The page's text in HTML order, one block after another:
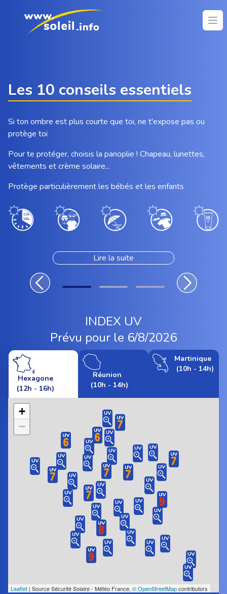
Les 10 conseils essentiels
Si ton ombre est plus courte que toi, ne t'expose pas ou
protège toi
Pour te protéger, choisis la panoplie ! Chapeau, lunettes,
vêtements et crème solaire...
Protège particulièrement les bébés et les enfants
Lire la suite
INDEX UV
Prévu pour le 6/8/2026
Hexagone
(12h - 16h)
Réunion
(10h - 14h)
Martinique
(10h - 14h)
+
−
Leaflet | Source Sécurité Solaire - Météo France, © OpenStreetMapcontributors